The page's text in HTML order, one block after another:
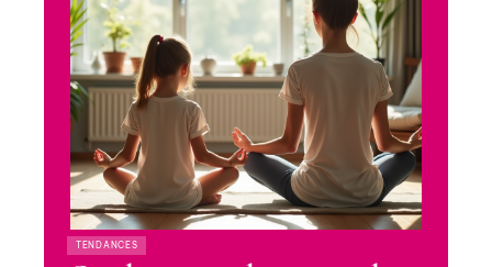
TENDANCES